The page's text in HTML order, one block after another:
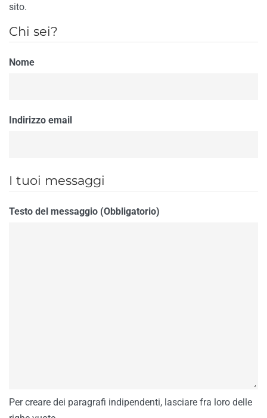
sito.
Chi sei?
Nome
Indirizzo email
I tuoi messaggi
Testo del messaggio (Obbligatorio)
Per creare dei paragrafi indipendenti, lasciare fra loro delle